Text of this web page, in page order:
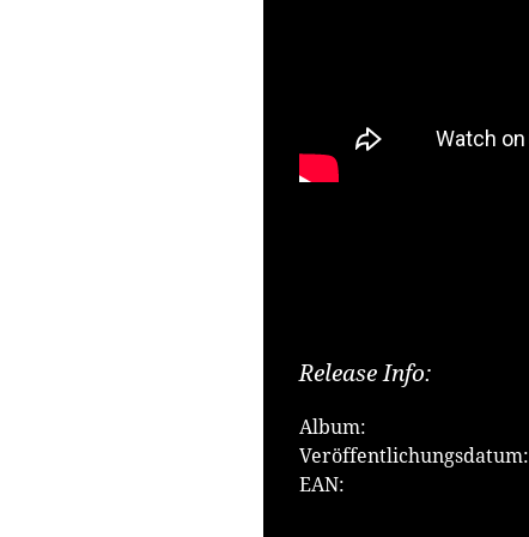
Release Info:
Album:
Veröffentlichungsdatum:
EAN: